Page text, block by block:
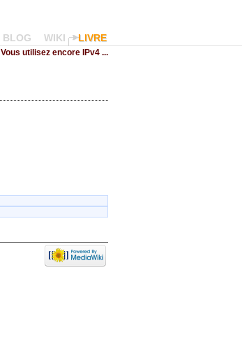
BLOG WIKI LIVRE
Vous utilisez encore IPv4 ...